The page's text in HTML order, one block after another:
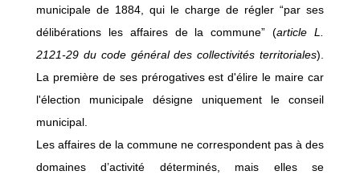
municipale de 1884, qui le charge de régler “par ses
délibérations les affaires de la commune” (article L.
2121-29 du code général des collectivités territoriales).
La première de ses prérogatives est d'élire le maire car
l'élection municipale désigne uniquement le conseil
municipal.
Les affaires de la commune ne correspondent pas à des
domaines d’activité déterminés, mais elles se